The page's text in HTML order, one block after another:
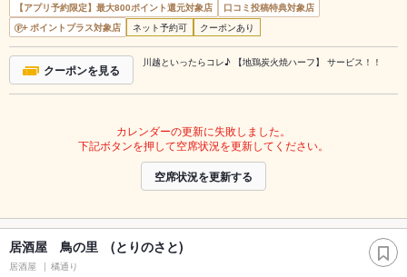
【アプリ予約限定】最大800ポイント還元対象店
口コミ投稿特典対象店
ポイントプラス対象店
ネット予約可 クーポンあり
クーポンを見る 川越といったらコレ♪ 【地鶏炭火焼ハーフ】 サービス！！
カレンダーの更新に失敗しました。
下記ボタンを押して空席状況を更新してください。
空席状況を更新する
居酒屋 鳥の里 (とりのさと)
居酒屋 橘通り